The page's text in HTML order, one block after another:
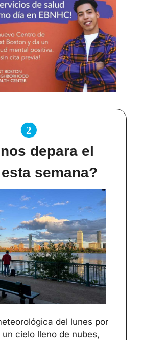
2
depara el
semana?
del lunes por
cielo lleno de nubes,